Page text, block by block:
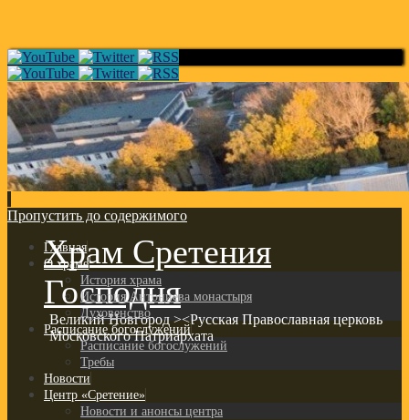
Храм Сретения
Господня
Великий Новгород ><Русская Православная церковь
Московского Патриархата
Пропустить до содержимого
Главная
О храме
История храма
История Антониева монастыря
Духовенство
Расписание богослужений
Расписание богослужений
Требы
Новости
Центр «Сретение»
Новости и анонсы центра